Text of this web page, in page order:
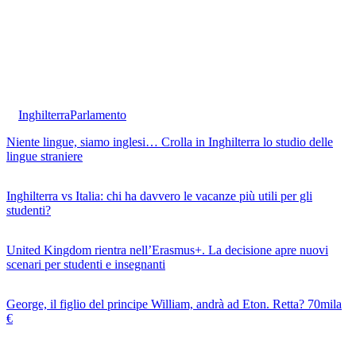
InghilterraParlamento
Niente lingue, siamo inglesi… Crolla in Inghilterra lo studio delle
lingue straniere
Inghilterra vs Italia: chi ha davvero le vacanze più utili per gli
studenti?
United Kingdom rientra nell’Erasmus+. La decisione apre nuovi
scenari per studenti e insegnanti
George, il figlio del principe William, andrà ad Eton. Retta? 70mila
€